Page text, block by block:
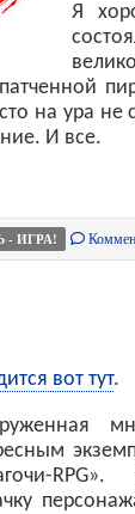
Я
на ура
И все.
ИГРА!
вот тут.